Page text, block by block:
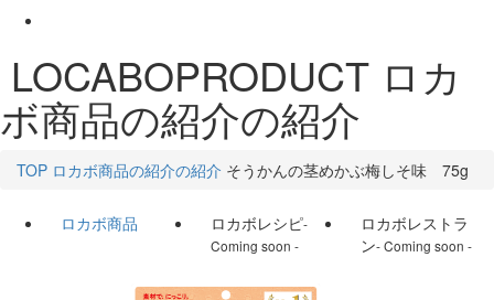
LOCABOPRODUCT ロカ
ボ商品の紹介の紹介
TOP ロカボ商品の紹介の紹介 そうかんの茎めかぶ梅しそ味 75g
ロカボ商品 ロカボレシピ-
Coming soon -
ロカボレストラ
ン- Coming soon -